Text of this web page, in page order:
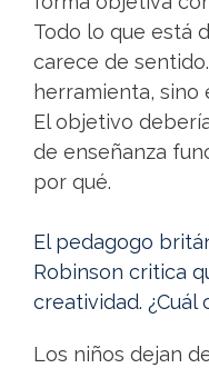
Todo lo que está
carece de
herramienta, sino
El objetivo
de enseñanza
por qué.
El pedagogo
Robinson critica
creatividad. ¿Cuál
Los niños dejan